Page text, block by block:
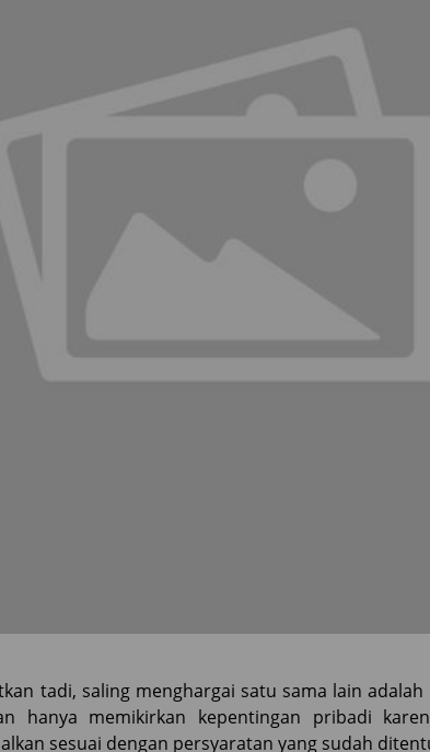
tadi, saling menghargai satu sama lain
hanya memikirkan kepentingan pribadi
sesuai dengan persyaratan yang sudah